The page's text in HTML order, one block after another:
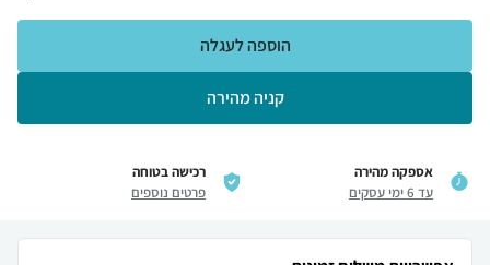
קניה מהירה
הוספה לעגלה
אספקה מהירה
עד 6 ימי עסקים
רכישה בטוחה
פרטים נוספים